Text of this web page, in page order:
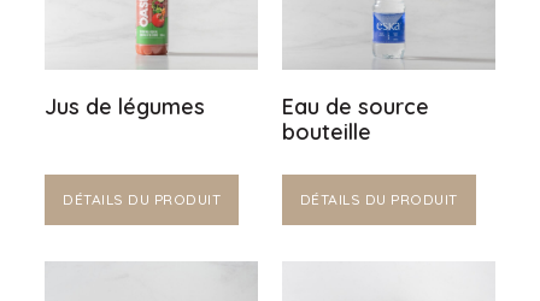
Jus de légumes
DÉTAILS DU PRODUIT
Eau de source
bouteille
DÉTAILS DU PRODUIT